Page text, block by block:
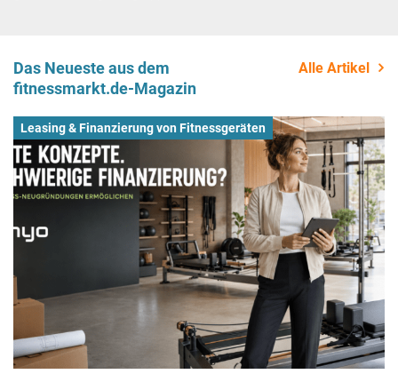
Das Neueste aus dem
fitnessmarkt.de-Magazin
Alle Artikel
Leasing & Finanzierung von Fitnessgeräten